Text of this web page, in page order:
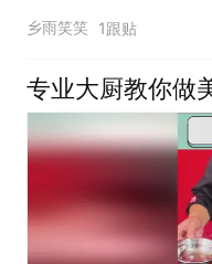
乡雨笑笑 1跟贴
专业大厨教你做